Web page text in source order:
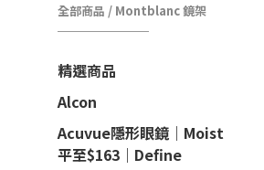
全部商品 / Montblanc 鏡架
精選商品
Alcon
Acuvue隱形眼鏡｜Moist
平至$163｜Define